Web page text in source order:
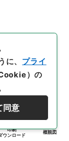
印刷
ウンロード
概観図
に、 プライ
）の
同意